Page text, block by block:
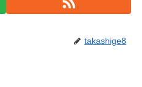
takashige8